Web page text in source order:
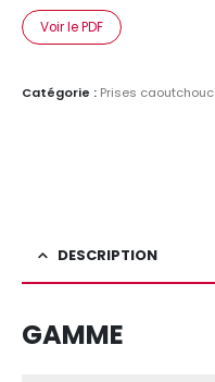
Voir le PDF
Catégorie : Prises caoutchouc
DESCRIPTION
GAMME